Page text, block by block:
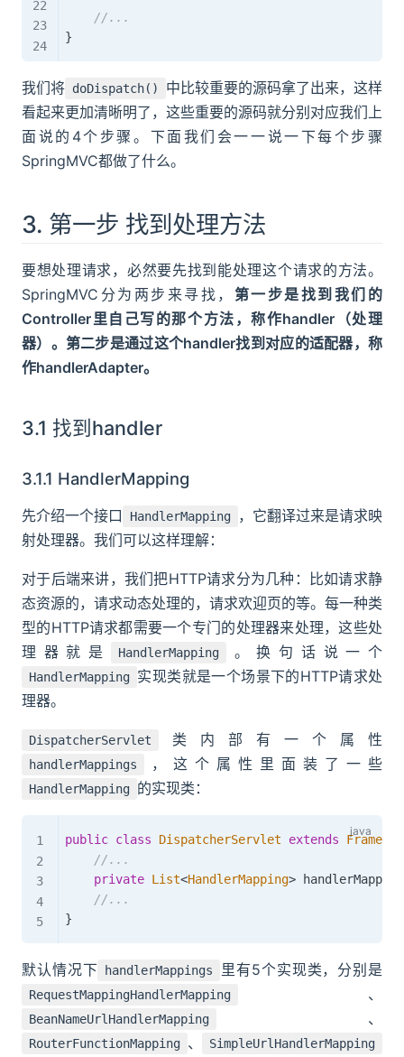
//...
}
我们将 doDispatch()
中比较重要的源码拿了出来，这样
看起来更加清晰明了，这些重要的源码就分别对应我们上
面说的4个步骤。下面我们会一一说一下每个步骤
SpringMVC都做了什么。
3. 第一步 找到处理方法
要想处理请求，必然要先找到能处理这个请求的方法。
SpringMVC分为两步来寻找， 第一步是找到我们的
Controller里自己写的那个方法，称作handler（处理
器）。第二步是通过这个handler找到对应的适配器，称
作handlerAdapter。
3.1 找到handler
3.1.1 HandlerMapping
先介绍一个接口 HandlerMapping
，它翻译过来是请求映
射处理器。我们可以这样理解：
对于后端来讲，我们把HTTP请求分为几种：比如请求静
态资源的，请求动态处理的，请求欢迎页的等。每一种类
型的HTTP请求都需要一个专门的处理器来处理，这些处
理器就是
HandlerMapping 。换句话说一个
HandlerMapping 实现类就是一个场景下的HTTP请求处
理器。
DispatcherServlet 类内部有一个属性
handlerMappings ，这个属性里面装了一些
HandlerMapping 的实现类：
public class DispatcherServlet extends
//...
private List<HandlerMapping>
//...
}
默认情况下 handlerMappings 里有5个实现类，分别是
RequestMappingHandlerMapping 、
BeanNameUrlHandlerMapping 、
RouterFunctionMapping 、 SimpleUrlHandlerMapping